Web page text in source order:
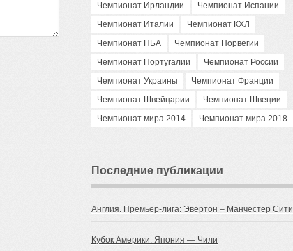
Чемпионат Ирландии
Чемпионат Испании
Чемпионат Италии
Чемпионат КХЛ
Чемпионат НБА
Чемпионат Норвегии
Чемпионат Португалии
Чемпионат России
Чемпионат Украины
Чемпионат Франции
Чемпионат Швейцарии
Чемпионат Швеции
Чемпионат мира 2014
Чемпионат мира 2018
Последние публикации
Англия. Премьер-лига: Эвертон – Манчестер Сити
Кубок Америки: Япония — Чили